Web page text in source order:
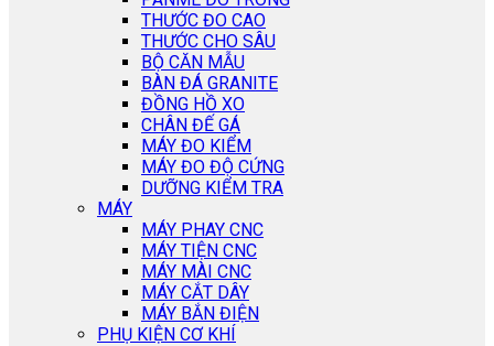
THƯỚC ĐO CAO
THƯỚC CHO SÂU
BỘ CĂN MẪU
BÀN ĐÁ GRANITE
ĐỒNG HỒ XO
CHÂN ĐẾ GÁ
MÁY ĐO KIỂM
MÁY ĐO ĐỘ CỨNG
DƯỠNG KIỂM TRA
MÁY
MÁY PHAY CNC
MÁY TIỆN CNC
MÁY MÀI CNC
MÁY CẮT DÂY
MÁY BẮN ĐIỆN
PHỤ KIỆN CƠ KHÍ